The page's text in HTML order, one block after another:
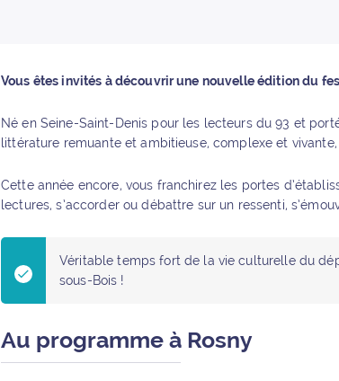
Vous êtes invités à découvrir une nouvelle édition du
Né en Seine-Saint-Denis pour les lecteurs du 93 et
littérature remuante et ambitieuse, complexe et
Cette année encore, vous franchirez les portes
lectures, s’accorder ou débattre sur un ressenti,
Véritable temps fort de la vie culturelle du
sous-Bois !
Au programme à Rosny